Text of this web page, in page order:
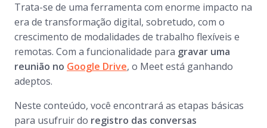
Trata-se de uma ferramenta com enorme impacto na
era de transformação digital, sobretudo, com o
crescimento de modalidades de trabalho flexíveis e
remotas. Com a funcionalidade para gravar uma
reunião no Google Drive, o Meet está ganhando
adeptos.
Neste conteúdo, você encontrará as etapas básicas
para usufruir do registro das conversas